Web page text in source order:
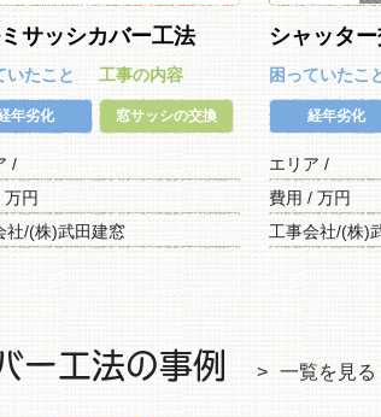
サッシカバー工法
いたこと
年劣化
工事の内容
窓サッシの交換
/
円
社/(株)武田建窓
シャッタ
困っていたこ
経年劣化
エリア /
費用 / 万円
工事会社/(株)
ー工法の事例 一覧を見る